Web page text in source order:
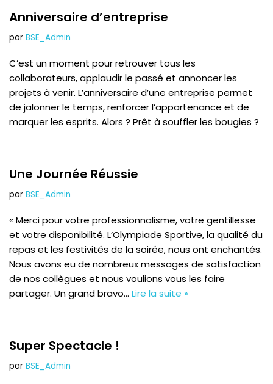
Anniversaire d’entreprise
par BSE_Admin
C’est un moment pour retrouver tous les
collaborateurs, applaudir le passé et annoncer les
projets à venir. L’anniversaire d’une entreprise permet
de jalonner le temps, renforcer l’appartenance et de
marquer les esprits. Alors ? Prêt à souffler les bougies ?
Une Journée Réussie
par BSE_Admin
« Merci pour votre professionnalisme, votre gentillesse
et votre disponibilité. L’Olympiade Sportive, la qualité du
repas et les festivités de la soirée, nous ont enchantés.
Nous avons eu de nombreux messages de satisfaction
de nos collègues et nous voulions vous les faire
partager. Un grand bravo… Lire la suite »
Super Spectacle !
par BSE_Admin